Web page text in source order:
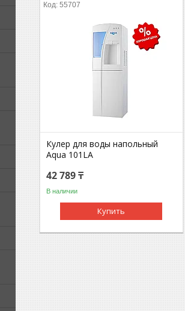
55707
Кулер для воды напольный
Aqua 101LA
42 789 ₸
В наличии
Купить